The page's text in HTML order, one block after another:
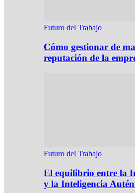
Futuro del Trabajo
Cómo gestionar de
reputación de la
Futuro del Trabajo
El equilibrio entre la
y la Inteligencia